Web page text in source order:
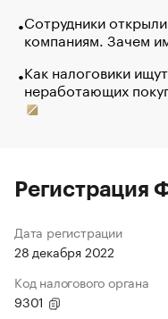
Сотрудники
компаниям. Зачем
Как налоговики
неработающих
Регистрация
Дата регистрации
28 декабря 2022
Код налогового органа
9301